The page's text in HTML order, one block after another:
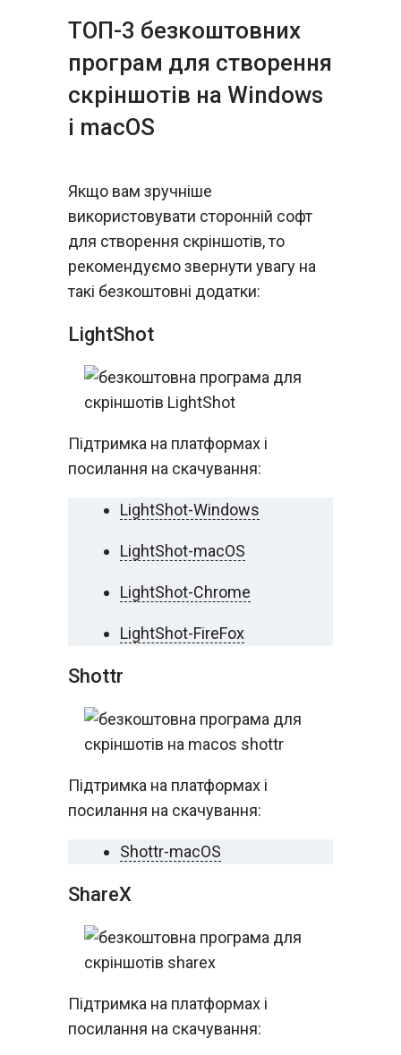
ТОП-3 безкоштовних
програм для створення
скріншотів на Windows
і macOS
Якщо вам зручніше
використовувати сторонній софт
для створення скріншотів, то
рекомендуємо звернути увагу на
такі безкоштовні додатки:
LightShot
Підтримка на платформах і
посилання на скачування:
LightShot-Windows
LightShot-macOS
LightShot-Chrome
LightShot-FireFox
Shottr
Підтримка на платформах і
посилання на скачування:
Shottr-macOS
ShareX
Підтримка на платформах і
посилання на скачування: